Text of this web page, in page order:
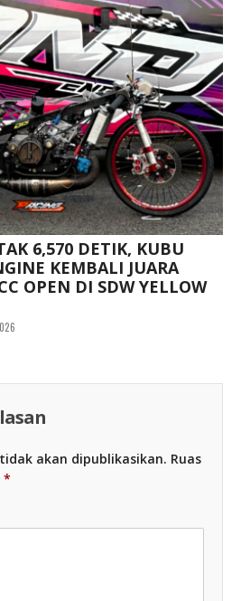
6,570 DETIK, KUBU
KEMBALI JUARA
OPEN DI SDW YELLOW
akan dipublikasikan. Ruas
*